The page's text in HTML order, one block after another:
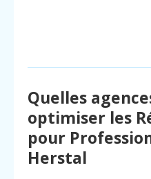
Quelles
optimiser les
pour
Herstal